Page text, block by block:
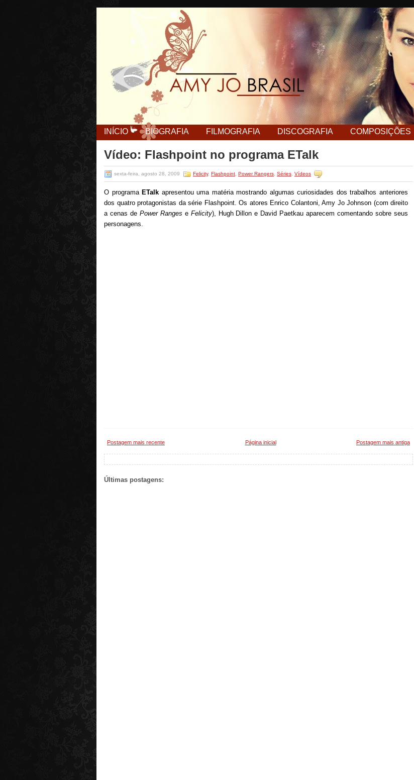
INÍCIO BIOGRAFIA FILMOGRAFIA DISCOGRAFIA COMPOSIÇÕES
Vídeo: Flashpoint no programa ETalk
sexta-feira, agosto 28, 2009 Felicity, Flashpoint Power Rangers Séries Vídeos
O programa ETalk apresentou uma matéria mostrando algumas curiosidades dos trabalhos anteriores
dos quatro protagonistas da série Flashpoint. Os atores Enrico Colantoni, Amy Jo Johnson (com direito
a cenas de Power Ranges eFelicity), Hugh Dillon e David Paetkau aparecem comentando sobre seus
personagens.
Postagem mais recente Postagem mais antiga
Página inicial
Últimas postagens: